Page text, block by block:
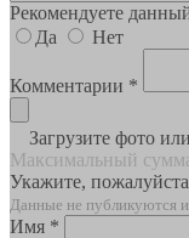
Рекомендуете
Да
Нет
Комментарии *
Загрузите фото или
Максимальный
Укажите,
Данные не публикуются
Имя *